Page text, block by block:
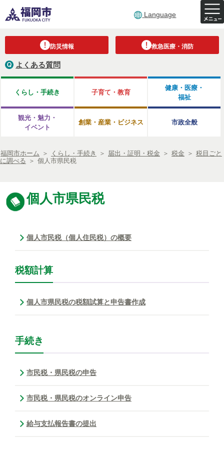
Language
防災情報 救急医療・消防
よくある質問
くらし・手続き 子育て・教育
健康・医療・
福祉
観光・魅力・
イベント
創業・産業・ビジネス 市政全般
福岡市ホーム ＞ くらし・手続き ＞ 届出・証明・税金 ＞ 税金 ＞ 税目ごと
に調べる ＞ 個人市県民税
個人市県民税
個人市民税（個人住民税）の概要
税額計算
個人市県民税の税額試算と申告書作成
手続き
市民税・県民税の申告
市民税・県民税のオンライン申告
給与支払報告書の提出